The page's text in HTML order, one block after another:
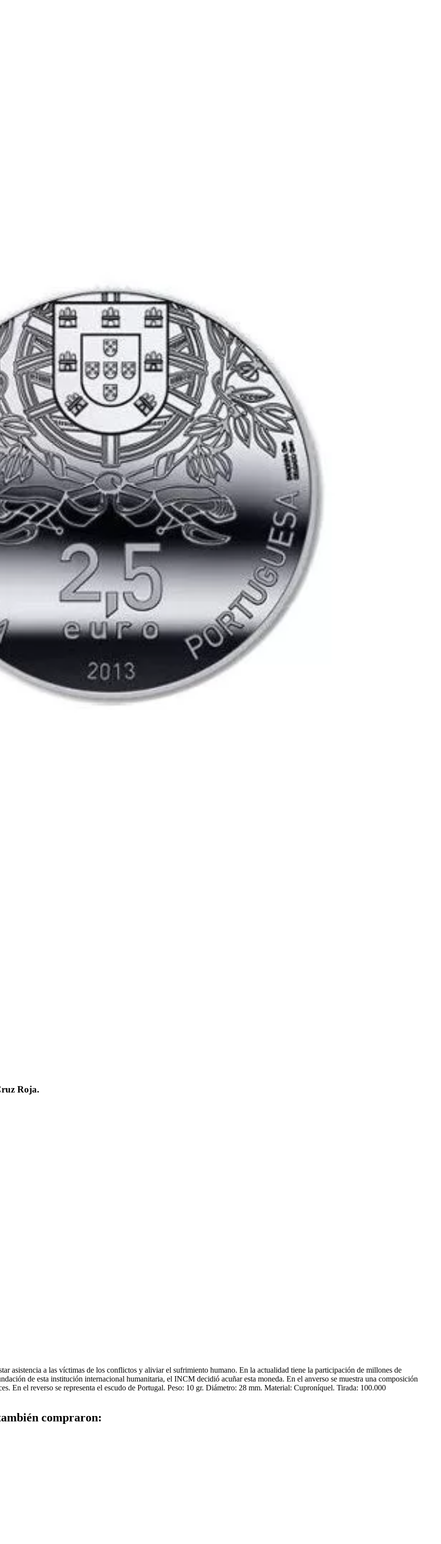
Roja.
asistencia a las víctimas de los conflictos y aliviar el sufrimiento humano. En la actualidad tiene la participación de millones de
de esta institución internacional humanitaria, el INCM decidió acuñar esta moneda. En el anverso se muestra una composición
En el reverso se representa el escudo de Portugal. Peso: 10 gr. Diámetro: 28 mm. Material: Cuproníquel. Tirada: 100.000
compraron: